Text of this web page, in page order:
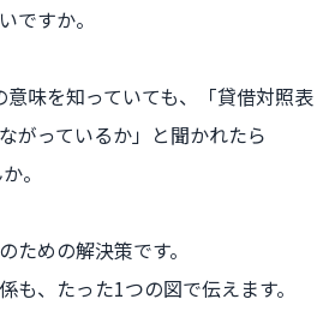
ですか。
味を知っていても、「貸借対照表
がっているか」と聞かれたら
。
ための解決策です。
も、たった1つの図で伝えます。